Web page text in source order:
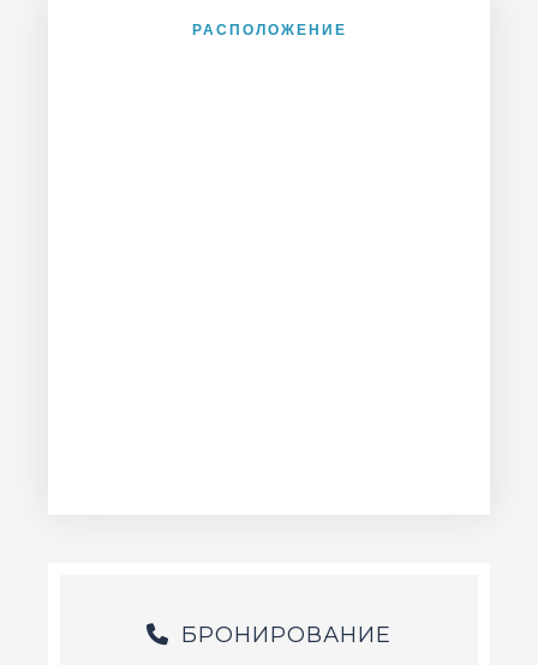
РАСПОЛОЖЕНИЕ
БРОНИРОВАНИЕ